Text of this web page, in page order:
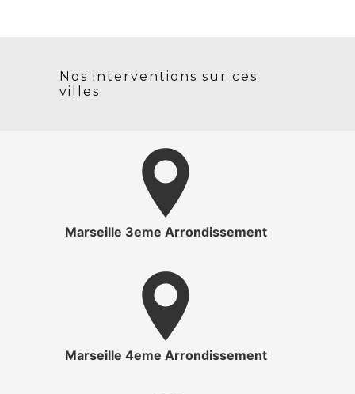
Nos interventions sur ces
villes
Marseille 3eme Arrondissement
Marseille 4eme Arrondissement